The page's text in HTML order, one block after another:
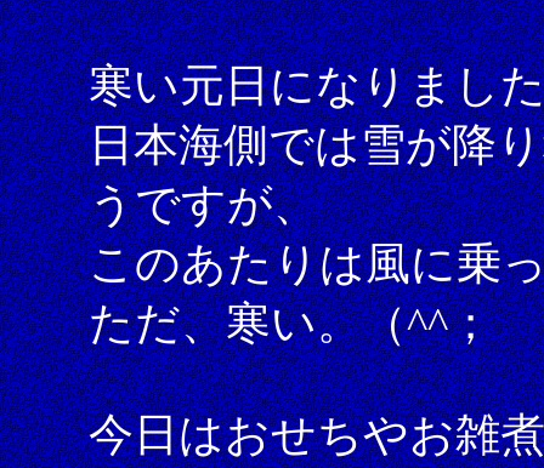
寒い元日になりまし
日本海側では雪が降
うですが、
このあたりは風に乗
ただ、寒い。（^^；
今日はおせちやお雑